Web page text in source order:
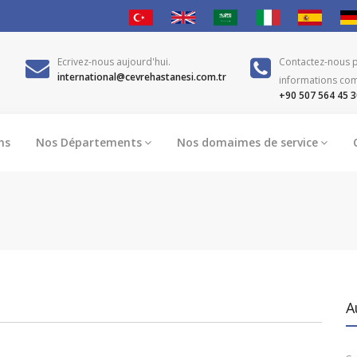
Ecrivez-nous aujourd'hui.
international@cevrehastanesi.com.tr
Contactez-nous
informations
+90 507 564 45
Nos Départements Nos domaimes de service